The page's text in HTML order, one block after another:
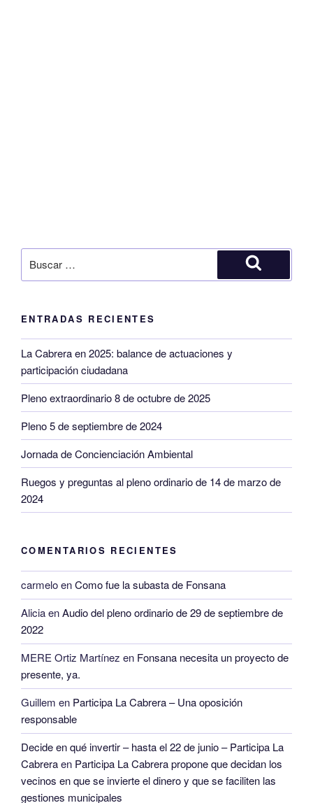
por:
Buscar
ENTRADAS RECIENTES
La Cabrera en 2025: balance de actuaciones y
participación ciudadana
Pleno extraordinario 8 de octubre de 2025
Pleno 5 de septiembre de 2024
Jornada de Concienciación Ambiental
Ruegos y preguntas al pleno ordinario de 14 de marzo de
2024
COMENTARIOS RECIENTES
carmeloenComo fue la subasta de Fonsana
AliciaenAudio del pleno ordinario de 29 de septiembre de
2022
MERE Ortiz Martínez en Fonsana necesita un proyecto de
presente, ya.
Guillem en Participa La Cabrera – Una oposición
responsable
Decide en qué invertir – hasta el 22 de junio – Participa La
Cabreraen Participa La Cabrera propone que decidan los
vecinos en que se invierte el dinero y que se faciliten las
gestiones municipales